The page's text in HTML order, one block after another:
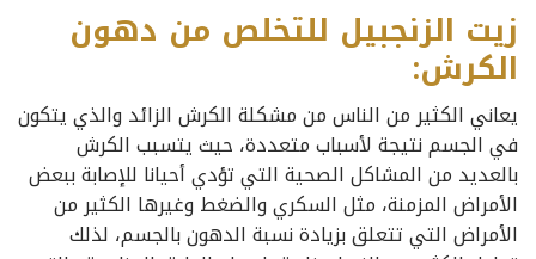
زيت الزنجبيل للتخلص من دهون
الكرش:
يعاني الكثير من الناس من مشكلة الكرش الزائد والذي يتكون
في الجسم نتيجة لأسباب متعددة، حيث يتسبب الكرش
بالعديد من المشاكل الصحية التي تؤدي أحيانا للإصابة ببعض
الأمراض المزمنة، مثل السكري والضغط وغيرها الكثير من
الأمراض التي تتعلق بزيادة نسبة الدهون بالجسم، لذلك